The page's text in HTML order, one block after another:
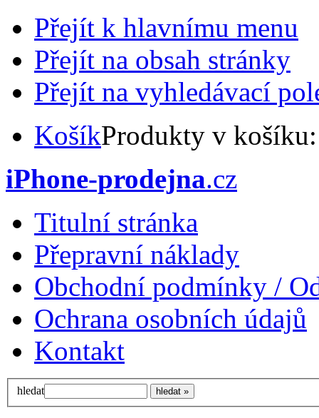
Přejít k hlavnímu menu
Přejít na obsah stránky
Přejít na vyhledávací
KošíkProdukty v
iPhone-prodejna.cz
Titulní stránka
Přepravní náklady
Obchodní podmínky /
Ochrana osobních údajů
Kontakt
hledat